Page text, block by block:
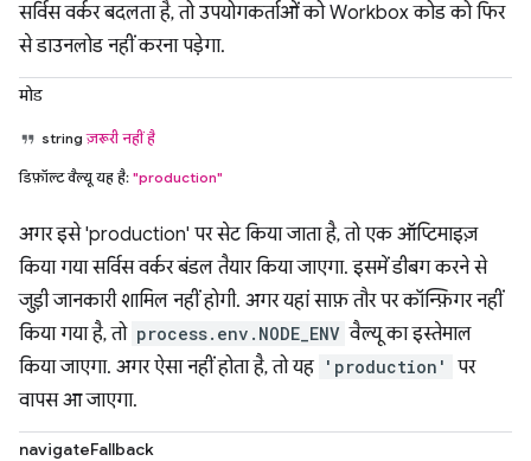
सर्विस वर्कर बदलता है, तो उपयोगकर्ताओं को Workbox कोड को फिर
से डाउनलोड नहीं करना पड़ेगा.
मोड
stringज़रूरी नहीं है
डिफ़ॉल्ट वैल्यू यह है: "production"
अगर इसे 'production' पर सेट किया जाता है, तो एक ऑप्टिमाइज़
किया गया सर्विस वर्कर बंडल तैयार किया जाएगा. इसमें डीबग करने से
जुड़ी जानकारी शामिल नहीं होगी. अगर यहां साफ़ तौर पर कॉन्फ़िगर नहीं
किया गया है, तो process.env.NODE_ENV वैल्यू का इस्तेमाल
किया जाएगा. अगर ऐसा नहीं होता है, तो यह 'production'
पर
वापस आ जाएगा.
navigateFallback